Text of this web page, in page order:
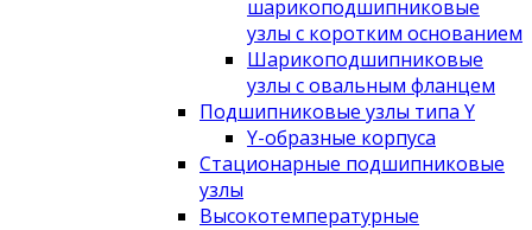
шарикоподшипниковые
узлы с коротким основанием
Шарикоподшипниковые
узлы с овальным фланцем
Подшипниковые узлы типа Y
Y-образные корпуса
Стационарные подшипниковые
узлы
Высокотемпературные